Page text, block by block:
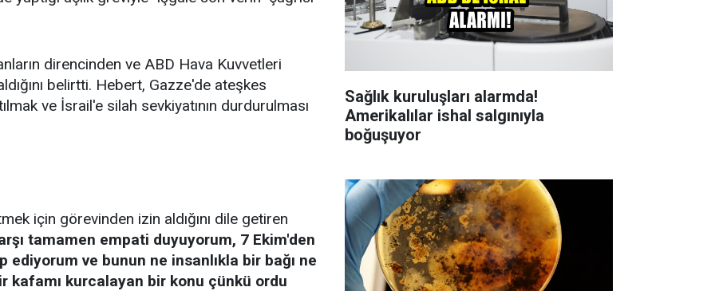
direncinden ve ABD Hava Kuvvetleri
belirtti. Hebert, Gazze'de ateşkes
ve İsrail'e silah sevkiyatının durdurulması
için görevinden izin aldığını dile getiren
tamamen empati duyuyorum, 7 Ekim'den
ediyorum ve bunun ne insanlıkla bir bağı ne
kafamı kurcalayan bir konu çünkü ordu
Sağlık kuruluşları alarmda!
Amerikalılar ishal salgınıyla
boğuşuyor